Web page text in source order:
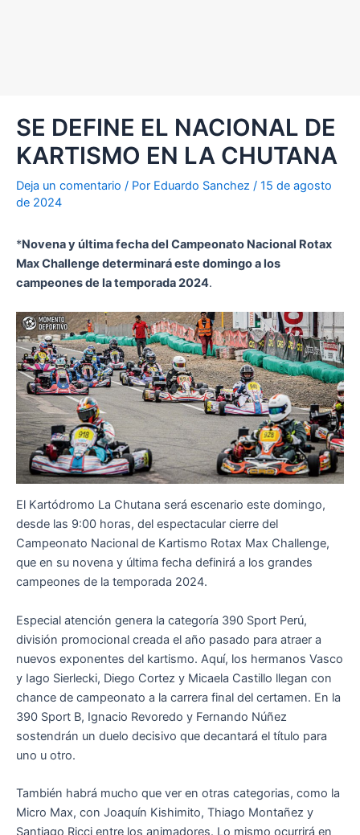
SE DEFINE EL NACIONAL DE
KARTISMO EN LA CHUTANA
Deja un comentario / Por Eduardo Sanchez / 15 de agosto
de 2024
*Novena y última fecha del Campeonato Nacional Rotax
Max Challenge determinará este domingo a los
campeones de la temporada 2024.
El Kartódromo La Chutana será escenario este domingo,
desde las 9:00 horas, del espectacular cierre del
Campeonato Nacional de Kartismo Rotax Max Challenge,
que en su novena y última fecha definirá a los grandes
campeones de la temporada 2024.
Especial atención genera la categoría 390 Sport Perú,
división promocional creada el año pasado para atraer a
nuevos exponentes del kartismo. Aquí, los hermanos Vasco
y Iago Sierlecki, Diego Cortez y Micaela Castillo llegan con
chance de campeonato a la carrera final del certamen. En la
390 Sport B, Ignacio Revoredo y Fernando Núñez
sostendrán un duelo decisivo que decantará el título para
uno u otro.
También habrá mucho que ver en otras categorias, como la
Micro Max, con Joaquín Kishimito, Thiago Montañez y
Santiago Ricci entre los animadores. Lo mismo ocurrirá en